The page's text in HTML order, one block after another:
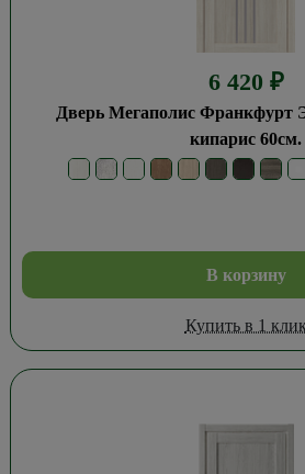
6 420 ₽
Дверь Мегаполис
кипарис 60см.
В корзину
Купить в 1 клик